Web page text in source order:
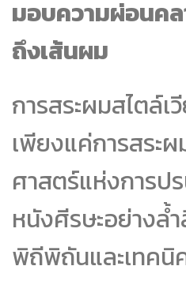
มอบความผ่อนค
ถึงเส้นผม
การสระผมสไตล์เ
เพียงแค่การสระ
ศาสตร์แห่งการป
หนังศีรษะอย่างล้
พิถีพิถันและเทคนิ